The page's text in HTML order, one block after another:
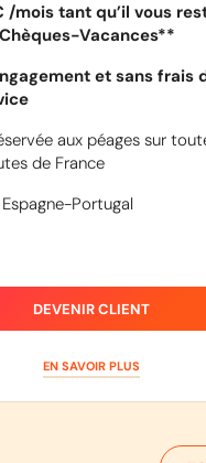
mois tant qu’il vous
Vacances**
et sans frais
aux péages sur
de France
Portugal
DEVENIR CLIENT
EN SAVOIR PLUS